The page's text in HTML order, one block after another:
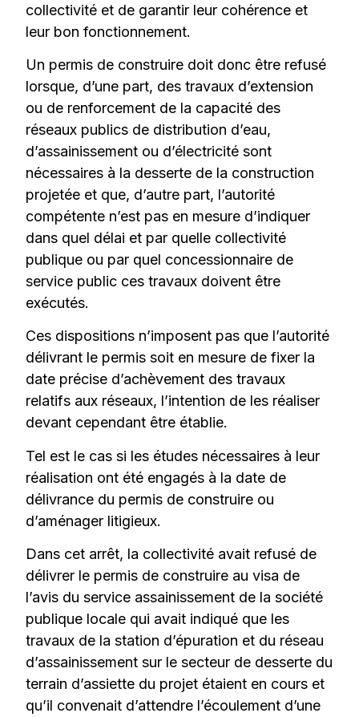
collectivité et de garantir leur cohérence et
leur bon fonctionnement.
Un permis de construire doit donc être refusé
lorsque, d’une part, des travaux d’extension
ou de renforcement de la capacité des
réseaux publics de distribution d’eau,
d’assainissement ou d’électricité sont
nécessaires à la desserte de la construction
projetée et que, d’autre part, l’autorité
compétente n’est pas en mesure d’indiquer
dans quel délai et par quelle collectivité
publique ou par quel concessionnaire de
service public ces travaux doivent être
exécutés.
Ces dispositions n’imposent pas que l’autorité
délivrant le permis soit en mesure de fixer la
date précise d’achèvement des travaux
relatifs aux réseaux, l’intention de les réaliser
devant cependant être établie.
Tel est le cas si les études nécessaires à leur
réalisation ont été engagés à la date de
délivrance du permis de construire ou
d’aménager litigieux.
Dans cet arrêt, la collectivité avait refusé de
délivrer le permis de construire au visa de
l’avis du service assainissement de la société
publique locale qui avait indiqué que les
travaux de la station d’épuration et du réseau
d’assainissement sur le secteur de desserte du
terrain d’assiette du projet étaient en cours et
qu’il convenait d’attendre l’écoulement d’une